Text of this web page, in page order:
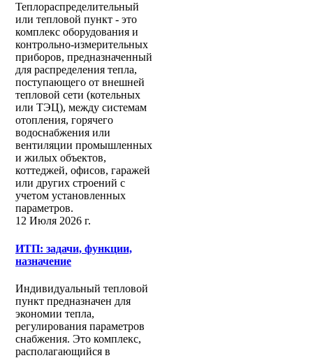
Теплораспределительный
или тепловой пункт - это
комплекс оборудования и
контрольно-измерительных
приборов, предназначенный
для распределения тепла,
поступающего от внешней
тепловой сети (котельных
или ТЭЦ), между системам
отопления, горячего
водоснабжения или
вентиляции промышленных
и жилых объектов,
коттеджей, офисов, гаражей
или других строений с
учетом установленных
параметров.
12 Июля 2026 г.
ИТП: задачи, функции,
назначение
Индивидуальный тепловой
пункт предназначен для
экономии тепла,
регулирования параметров
снабжения. Это комплекс,
располагающийся в